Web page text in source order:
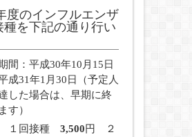
度のインフルエンザ
種を下記の通り行い
間：平成30年10月15日
成31年1月30日（予定人
した場合は、早期に終
す）
１回接種 3,500円 ２